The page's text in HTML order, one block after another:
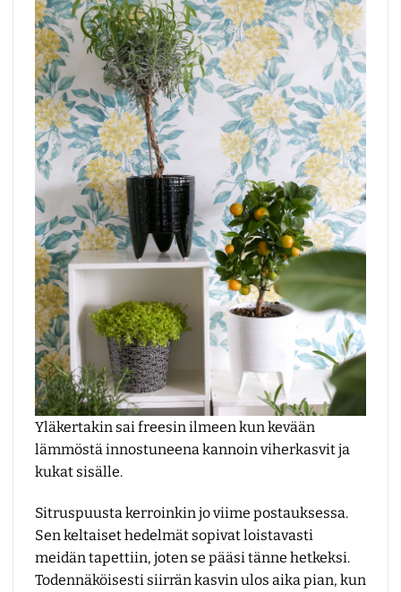
Yläkertakin sai freesin ilmeen kun kevään
lämmöstä innostuneena kannoin viherkasvit ja
kukat sisälle.
Sitruspuusta kerroinkin jo viime postauksessa.
Sen keltaiset hedelmät sopivat loistavasti
meidän tapettiin, joten se pääsi tänne hetkeksi.
Todennäköisesti siirrän kasvin ulos aika pian, kun